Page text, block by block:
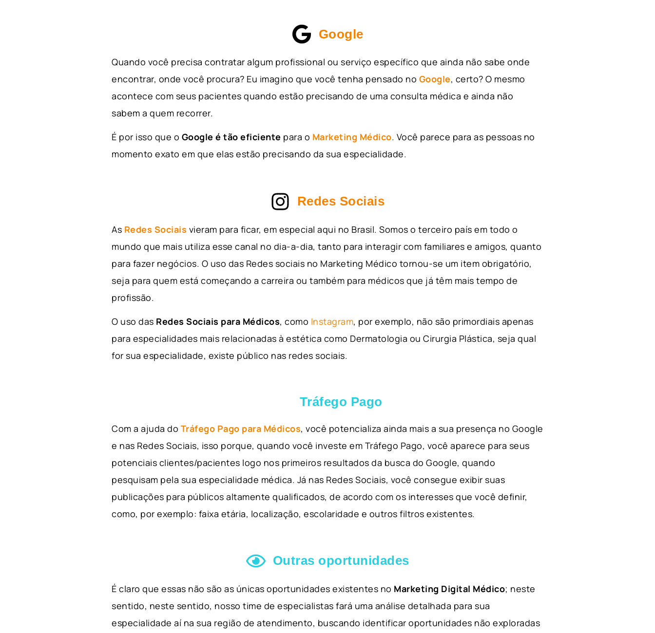
Google
Quando você precisa contratar algum profissional ou serviço específico que ainda não sabe onde
encontrar, onde você procura? Eu imagino que você tenha pensado no Google, certo? O mesmo
acontece com seus pacientes quando estão precisando de uma consulta médica e ainda não
sabem a quem recorrer.
É por isso que o Google é tão eficiente para o Marketing Médico. Você parece para as pessoas no
momento exato em que elas estão precisando da sua especialidade.
Redes Sociais
As Redes Sociais vieram para ficar, em especial aqui no Brasil. Somos o terceiro país em todo o
mundo que mais utiliza esse canal no dia-a-dia, tanto para interagir com familiares e amigos, quanto
para fazer negócios. O uso das Redes sociais no Marketing Médico tornou-se um item obrigatório,
seja para quem está começando a carreira ou também para médicos que já têm mais tempo de
profissão.
O uso das Redes Sociais para Médicos, como Instagram, por exemplo, não são primordiais apenas
para especialidades mais relacionadas à estética como Dermatologia ou Cirurgia Plástica, seja qual
for sua especialidade, existe público nas redes sociais.
Tráfego Pago
Com a ajuda do Tráfego Pago para Médicos, você potencializa ainda mais a sua presença no Google
e nas Redes Sociais, isso porque, quando você investe em Tráfego Pago, você aparece para seus
potenciais clientes/pacientes logo nos primeiros resultados da busca do Google, quando
pesquisam pela sua especialidade médica. Já nas Redes Sociais, você consegue exibir suas
publicações para públicos altamente qualificados, de acordo com os interesses que você definir,
como, por exemplo: faixa etária, localização, escolaridade e outros filtros existentes.
Outras oportunidades
É claro que essas não são as únicas oportunidades existentes no Marketing Digital Médico; neste
sentido, neste sentido, nosso time de especialistas fará uma análise detalhada para sua
especialidade aí na sua região de atendimento, buscando identificar oportunidades não exploradas